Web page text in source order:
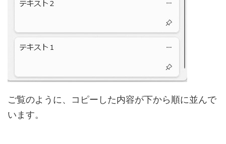
ご覧のように、コピーした内容が下から順に並んで
います。